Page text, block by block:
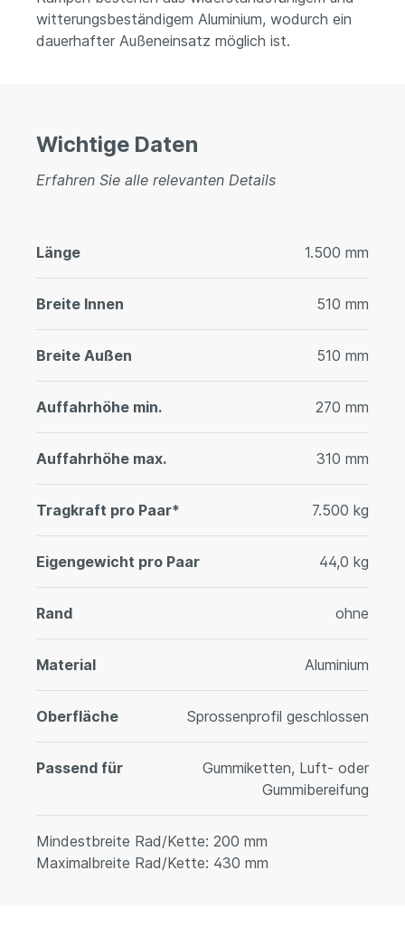
witterungsbeständigem Aluminium, wodurch ein
dauerhafter Außeneinsatz möglich ist.
Wichtige Daten
Erfahren Sie alle relevanten Details
Länge 1.500 mm
Breite Innen 510 mm
Breite Außen 510 mm
Auffahrhöhe min. 270 mm
Auffahrhöhe max. 310 mm
Tragkraft pro Paar* 7.500 kg
Eigengewicht pro Paar 44,0 kg
Rand ohne
Material Aluminium
Oberfläche Sprossenprofil geschlossen
Passend für
Gummiketten, Luft- oder
Gummibereifung
Mindestbreite Rad/Kette: 200 mm
Maximalbreite Rad/Kette: 430 mm